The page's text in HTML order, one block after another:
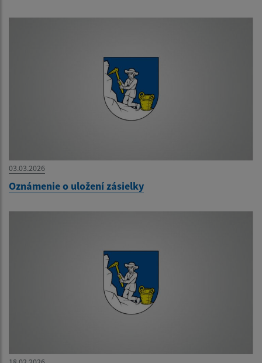
03.03.2026
Oznámenie o uložení zásielky